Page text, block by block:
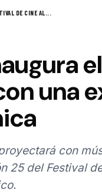
DE CINE AL...
una
con
25 del Festival